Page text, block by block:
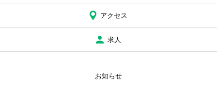
アクセス
求人
お知らせ